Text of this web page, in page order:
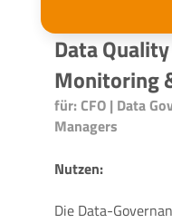
Data
Monitoring
für: CFO | Data
Managers
Nutzen:
Die Data-